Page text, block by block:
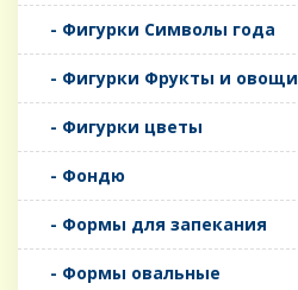
- Фигурки Символы года
- Фигурки Фрукты и овощи
- Фигурки цветы
- Фондю
- Формы для запекания
- Формы овальные